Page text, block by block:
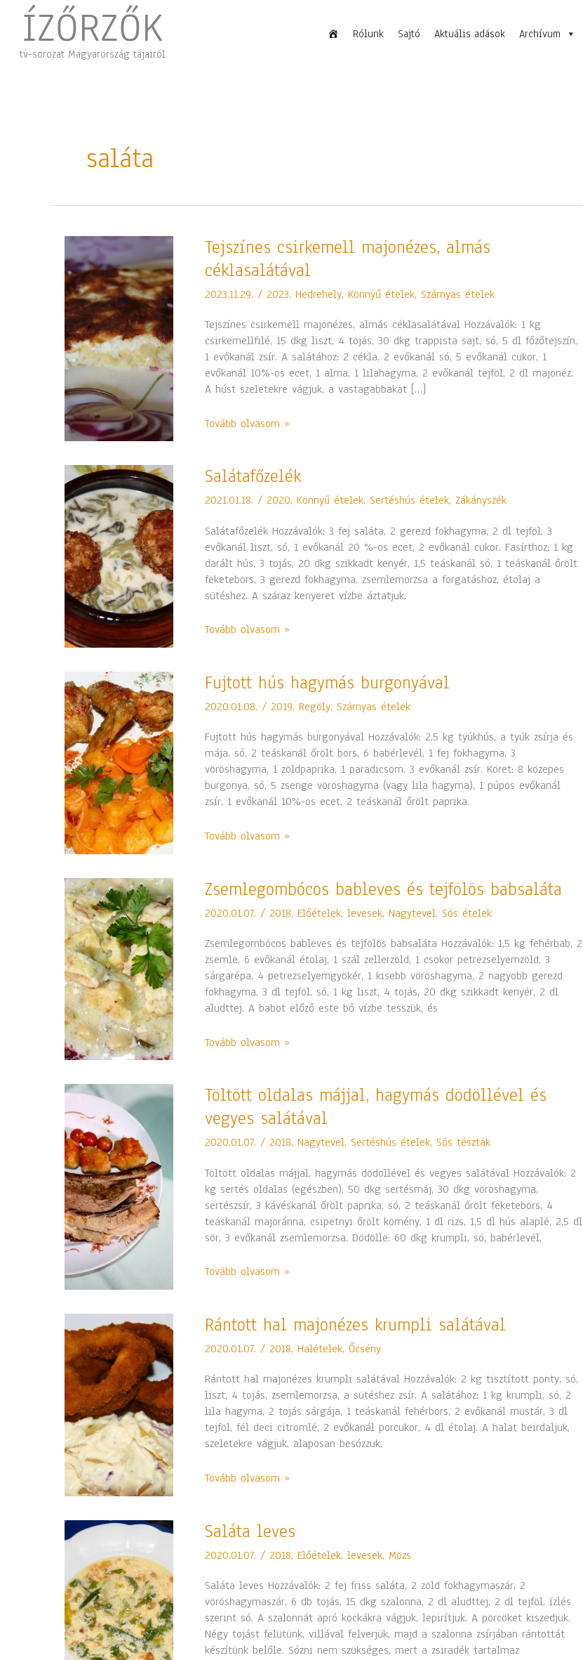
contentÍZŐRZŐK
tv-sorozat Magyarország tájairól
Rólunk Sajtó Aktuális adások Archívum
saláta
Tejszínes csirkemell majonézes, almás
céklasalátával
2023.11.29. / 2023,Hedrehely,Könnyű ételek, Szárnyas ételek
Tejszínes csirkemell majonézes, almás céklasalátával Hozzávalók: 1 kg
csirkemellfilé, 15 dkg liszt, 4 tojás, 30 dkg trappista sajt, só, 5 dl főzőtejszín,
1 evőkanál zsír. A salátához: 2 cékla, 2 evőkanál só, 5 evőkanál cukor, 1
evőkanál 10%-os ecet, 1 alma, 1 lilahagyma, 2 evőkanál tejföl, 2 dl majonéz.
A húst szeletekre vágjuk, a vastagabbakat […]
Tejszínes
csirkemell
majonézes,
almás
Tovább olvasom »
Salátafőzelék
2021.01.18. / 2020,Könnyű ételek, Sertéshús ételek,Zákányszék
Salátafőzelék Hozzávalók: 3 fej saláta, 2 gerezd fokhagyma, 2 dl tejföl, 3
evőkanál liszt, só, 1 evőkanál 20 %-os ecet, 2 evőkanál cukor. Fasírthoz: 1 kg
darált hús, 3 tojás, 20 dkg szikkadt kenyér, 1,5 teáskanál só, 1 teáskanál őrölt
feketebors, 3 gerezd fokhagyma, zsemlemorzsa a forgatáshoz, étolaj a
sütéshez. A száraz kenyeret vízbe áztatjuk.
Salátafőzelék
Tovább olvasom »
Fujtott hús hagymás burgonyával
2020.01.08. / 2019,Regöly, Szárnyas ételek
Fujtott hús hagymás burgonyával Hozzávalók: 2,5 kg tyúkhús, a tyúk zsírja és
mája, só, 2 teáskanál őrölt bors, 6 babérlevél, 1 fej fokhagyma, 3
vöröshagyma, 1 zöldpaprika, 1 paradicsom, 3 evőkanál zsír. Köret: 8 közepes
burgonya, só, 5 zsenge vöröshagyma (vagy lila hagyma), 1 púpos evőkanál
zsír, 1 evőkanál 10%-os ecet, 2 teáskanál őrölt paprika.
Fujtott
hagymás
Tovább olvasom »
Zsemlegombócos bableves és tejfölös babsaláta
2020.01.07. / 2018,Előételek, levesek,Nagytevel, Sós ételek
Zsemlegombócos bableves és tejfölös babsaláta Hozzávalók: 1,5 kg fehérbab, 2
zsemle, 6 evőkanál étolaj, 1 szál zellerzöld, 1 csokor petrezselyemzöld, 3
sárgarépa, 4 petrezselyemgyökér, 1 kisebb vöröshagyma, 2 nagyobb gerezd
fokhagyma, 3 dl tejföl, só, 1 kg liszt, 4 tojás, 20 dkg szikkadt kenyér, 2 dl
aludttej. A babot előző este bő vízbe tesszük, és
Zsemlegombócos
és
babsaláta
Tovább olvasom »
Töltött oldalas májjal, hagymás dödöllével és
vegyes salátával
2020.01.07. / 2018,Nagytevel, Sertéshús ételek, Sós tészták
Töltött oldalas májjal, hagymás dödöllével és vegyes salátával Hozzávalók: 2
kg sertés oldalas (egészben), 50 dkg sertésmáj, 30 dkg vöröshagyma,
sertészsír, 3 kávéskanál őrölt paprika, só, 2 teáskanál őrölt feketebors, 4
teáskanál majoránna, csipetnyi őrölt kömény, 1 dl rizs, 1,5 dl hús alaplé, 2,5 dl
sör, 3 evőkanál zsemlemorzsa. Dödölle: 60 dkg krumpli, só, babérlevél,
Töltött
májjal,
hagymás
és
vegyes
salátával
Tovább olvasom »
Rántott hal majonézes krumpli salátával
2020.01.07. / 2018,Halételek, Őcsény
Rántott hal majonézes krumpli salátával Hozzávalók: 2 kg tisztított ponty, só,
liszt, 4 tojás, zsemlemorzsa, a sütéshez zsír. A salátához: 1 kg krumpli, só, 2
lila hagyma, 2 tojás sárgája, 1 teáskanál fehérbors, 2 evőkanál mustár, 3 dl
tejföl, fél deci citromlé, 2 evőkanál porcukor, 4 dl étolaj. A halat beirdaljuk,
szeletekre vágjuk, alaposan besózzuk,
Rántott
majonézes
salátával
Tovább olvasom »
Saláta leves
2020.01.07. / 2018,Előételek, levesek, Mözs
Saláta leves Hozzávalók: 2 fej friss saláta, 2 zöld fokhagymaszár, 2
vöröshagymaszár, 6 db tojás, 15 dkg szalonna, 2 dl aludttej, 2 dl tejföl, ízlés
szerint só. A szalonnát apró kockákra vágjuk, lepirítjuk. A pörcöket kiszedjük.
Négy tojást felütünk, villával felverjük, majd a szalonna zsírjában rántottát
készítünk belőle. Sózni nem szükséges, mert a zsiradék tartalmaz
Saláta